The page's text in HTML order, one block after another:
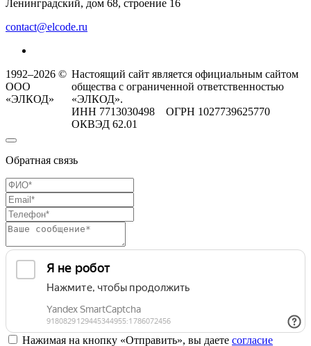
Ленинградский, дом 68, строение 16
contact@elcode.ru
1992–2026 ©
ООО
«ЭЛКОД»
Настоящий сайт является официальным сайтом
общества с ограниченной ответственностью
«ЭЛКОД».
ИНН 7713030498 ОГРН 1027739625770
ОКВЭД 62.01
Обратная связь
Нажимая на кнопку «Отправить», вы даете согласие